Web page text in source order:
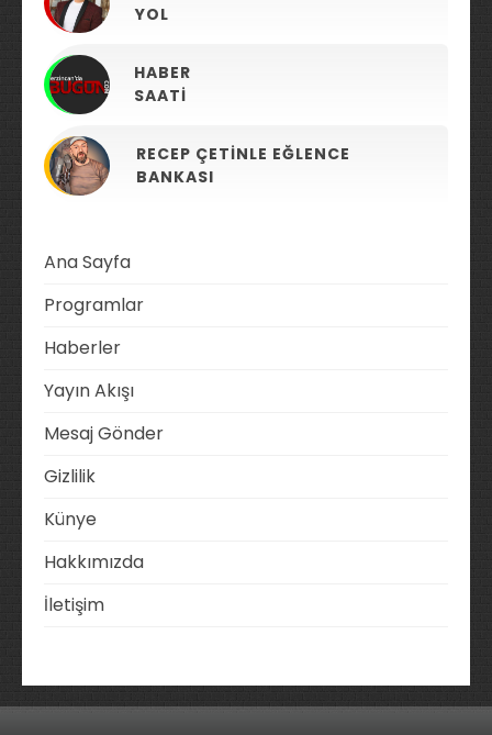
YOL
HABER
SAATI
RECEP ÇETINLE EĞLENCE
BANKASI
Ana Sayfa
Programlar
Haberler
Yayın Akışı
Mesaj Gönder
Gizlilik
Künye
Hakkımızda
İletişim